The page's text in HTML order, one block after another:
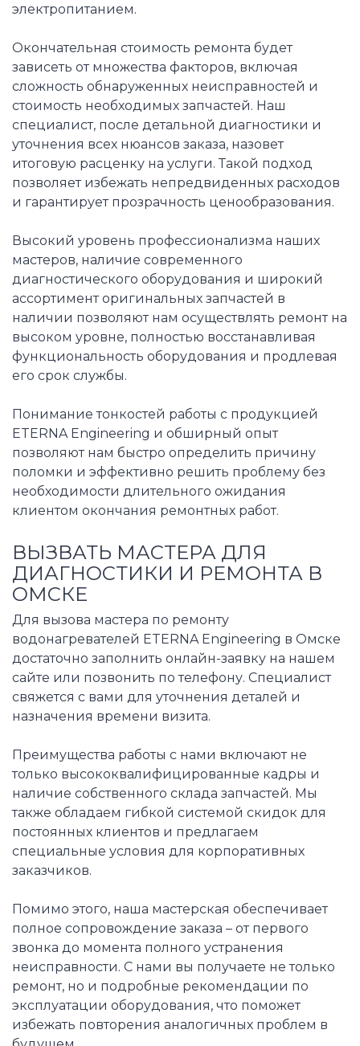
электропитанием.
Окончательная стоимость ремонта будет
зависеть от множества факторов, включая
сложность обнаруженных неисправностей и
стоимость необходимых запчастей. Наш
специалист, после детальной диагностики и
уточнения всех нюансов заказа, назовет
итоговую расценку на услуги. Такой подход
позволяет избежать непредвиденных расходов
и гарантирует прозрачность ценообразования.
Высокий уровень профессионализма наших
мастеров, наличие современного
диагностического оборудования и широкий
ассортимент оригинальных запчастей в
наличии позволяют нам осуществлять ремонт на
высоком уровне, полностью восстанавливая
функциональность оборудования и продлевая
его срок службы.
Понимание тонкостей работы с продукцией
ETERNA Engineering и обширный опыт
позволяют нам быстро определить причину
поломки и эффективно решить проблему без
необходимости длительного ожидания
клиентом окончания ремонтных работ.
ВЫЗВАТЬ МАСТЕРА ДЛЯ
ДИАГНОСТИКИ И РЕМОНТА В
ОМСКЕ
Для вызова мастера по ремонту
водонагревателей ETERNA Engineering в Омске
достаточно заполнить онлайн-заявку на нашем
сайте или позвонить по телефону. Специалист
свяжется с вами для уточнения деталей и
назначения времени визита.
Преимущества работы с нами включают не
только высококвалифицированные кадры и
наличие собственного склада запчастей. Мы
также обладаем гибкой системой скидок для
постоянных клиентов и предлагаем
специальные условия для корпоративных
заказчиков.
Помимо этого, наша мастерская обеспечивает
полное сопровождение заказа – от первого
звонка до момента полного устранения
неисправности. С нами вы получаете не только
ремонт, но и подробные рекомендации по
эксплуатации оборудования, что поможет
избежать повторения аналогичных проблем в